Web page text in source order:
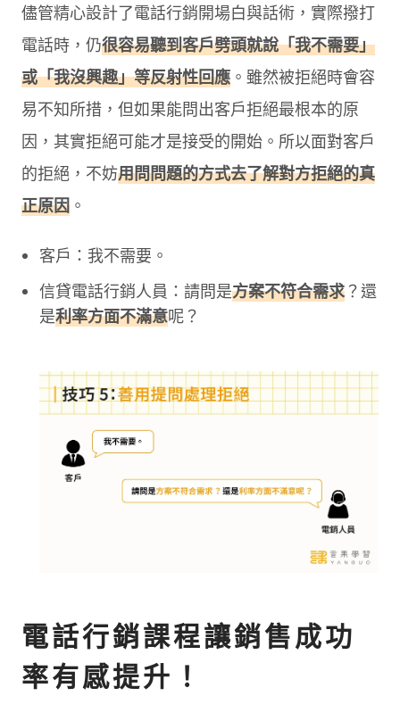
儘管精心設計了電話行銷開場白與話術，實際撥打
電話時，仍很容易聽到客戶劈頭就說「我不需要」
或「我沒興趣」等反射性回應 。雖然被拒絕時會容
易不知所措，但如果能問出客戶拒絕最根本的原
因，其實拒絕可能才是接受的開始。所以面對客戶
的拒絕，不妨用問問題的方式去了解對方拒絕的真
正原因 。
客戶：我不需要。
信貸電話行銷人員：請問是方案不符合需求？還
是利率方面不滿意呢？
電話行銷課程讓銷售成功
率有感提升！